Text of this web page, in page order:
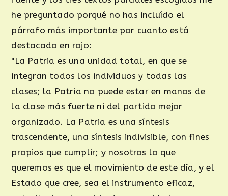
he preguntado porqué no has incluído el
párrafo más importante por cuanto está
destacado en rojo:
"La Patria es una unidad total, en que se
integran todos los individuos y todas las
clases; la Patria no puede estar en manos de
la clase más fuerte ni del partido mejor
organizado. La Patria es una síntesis
trascendente, una síntesis indivisible, con fines
propios que cumplir; y nosotros lo que
queremos es que el movimiento de este día, y el
Estado que cree, sea el instrumento eficaz,